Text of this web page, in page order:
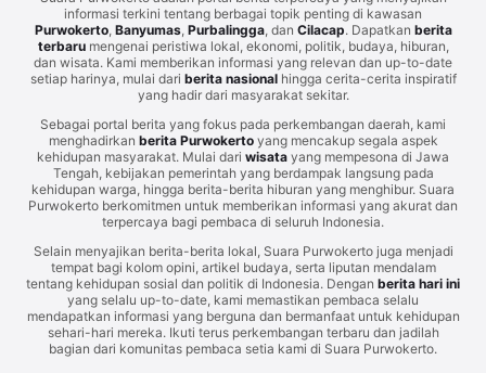
informasi terkini tentang berbagai topik penting di kawasan
Purwokerto, Banyumas, Purbalingga, dan Cilacap. Dapatkan berita
terbarumengenai peristiwa lokal, ekonomi, politik, budaya, hiburan,
dan wisata. Kami memberikan informasi yang relevan dan up-to-date
setiap harinya, mulai dari berita nasionalhingga cerita-cerita inspiratif
yang hadir dari masyarakat sekitar.
Sebagai portal berita yang fokus pada perkembangan daerah, kami
menghadirkan berita Purwokertoyang mencakup segala aspek
kehidupan masyarakat. Mulai dari wisata yang mempesona di Jawa
Tengah, kebijakan pemerintah yang berdampak langsung pada
kehidupan warga, hingga berita-berita hiburan yang menghibur. Suara
Purwokerto berkomitmen untuk memberikan informasi yang akurat dan
terpercaya bagi pembaca di seluruh Indonesia.
Selain menyajikan berita-berita lokal, Suara Purwokerto juga menjadi
tempat bagi kolom opini, artikel budaya, serta liputan mendalam
tentang kehidupan sosial dan politik di Indonesia. Dengan berita hari ini
yang selalu up-to-date, kami memastikan pembaca selalu
mendapatkan informasi yang berguna dan bermanfaat untuk kehidupan
sehari-hari mereka. Ikuti terus perkembangan terbaru dan jadilah
bagian dari komunitas pembaca setia kami di Suara Purwokerto.